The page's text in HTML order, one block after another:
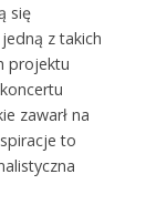
się
z takich
projektu
zawarł na
to